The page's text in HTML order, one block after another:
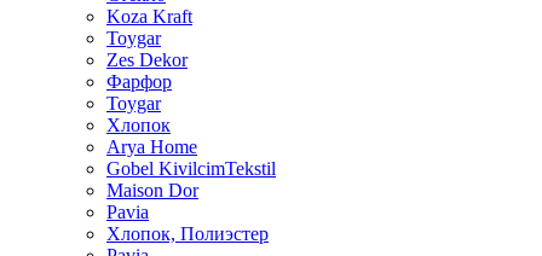
Koza Kraft
Toygar
Zes Dekor
Фарфор
Toygar
Хлопок
Arya Home
Gobel KivilcimTekstil
Maison Dor
Pavia
Хлопок, Полиэстер